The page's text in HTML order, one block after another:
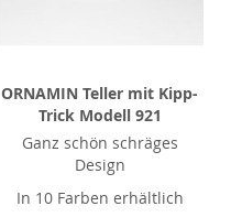
ORNAMIN Teller mit Kipp-
Trick Modell 921
Ganz schön schräges
Design
In 10 Farben erhältlich